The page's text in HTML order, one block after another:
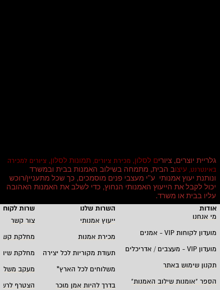
גלריית יוצרים, ציורים לסלון, מכירת ציורים, תמונות לסלון, ציורים למכירה
באינטרנט, עיצוב הבית, מתמחה בשילוב האמנות בבית ובמשרד
ונותנת יעוץ אמנותי ע''י מעצבי פנים מוסמכים, כך שכל מתעניין/רוכש
יכול לקבל את הייעוץ האמנותי הנחוץ, כדי לשלב את האמנות האהובה
עליו בבית או משרד.
אודות
השרות שלנו
שרות
מי אנחנו
ייעוץ אמנותי
צור קשר
מועדון לקוחותVIP - אמנים מכירת אמנות
מחלקת
מועדון
מעצבים / אדריכלים תעודת מקוריות לכל יצירה
מחלקת
תקנון שימוש באתר
משלוחים לכל הארץ*
מעקב
הספר "אומנות שילוב האמנות" בדרך להיות אמן מוכר
הצטרף